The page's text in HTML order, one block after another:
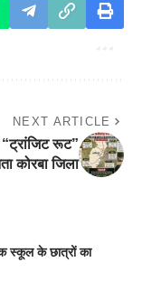
NEXT ARTICLE
रूट”
कोरबा जिला
स्कूल के छात्रों का